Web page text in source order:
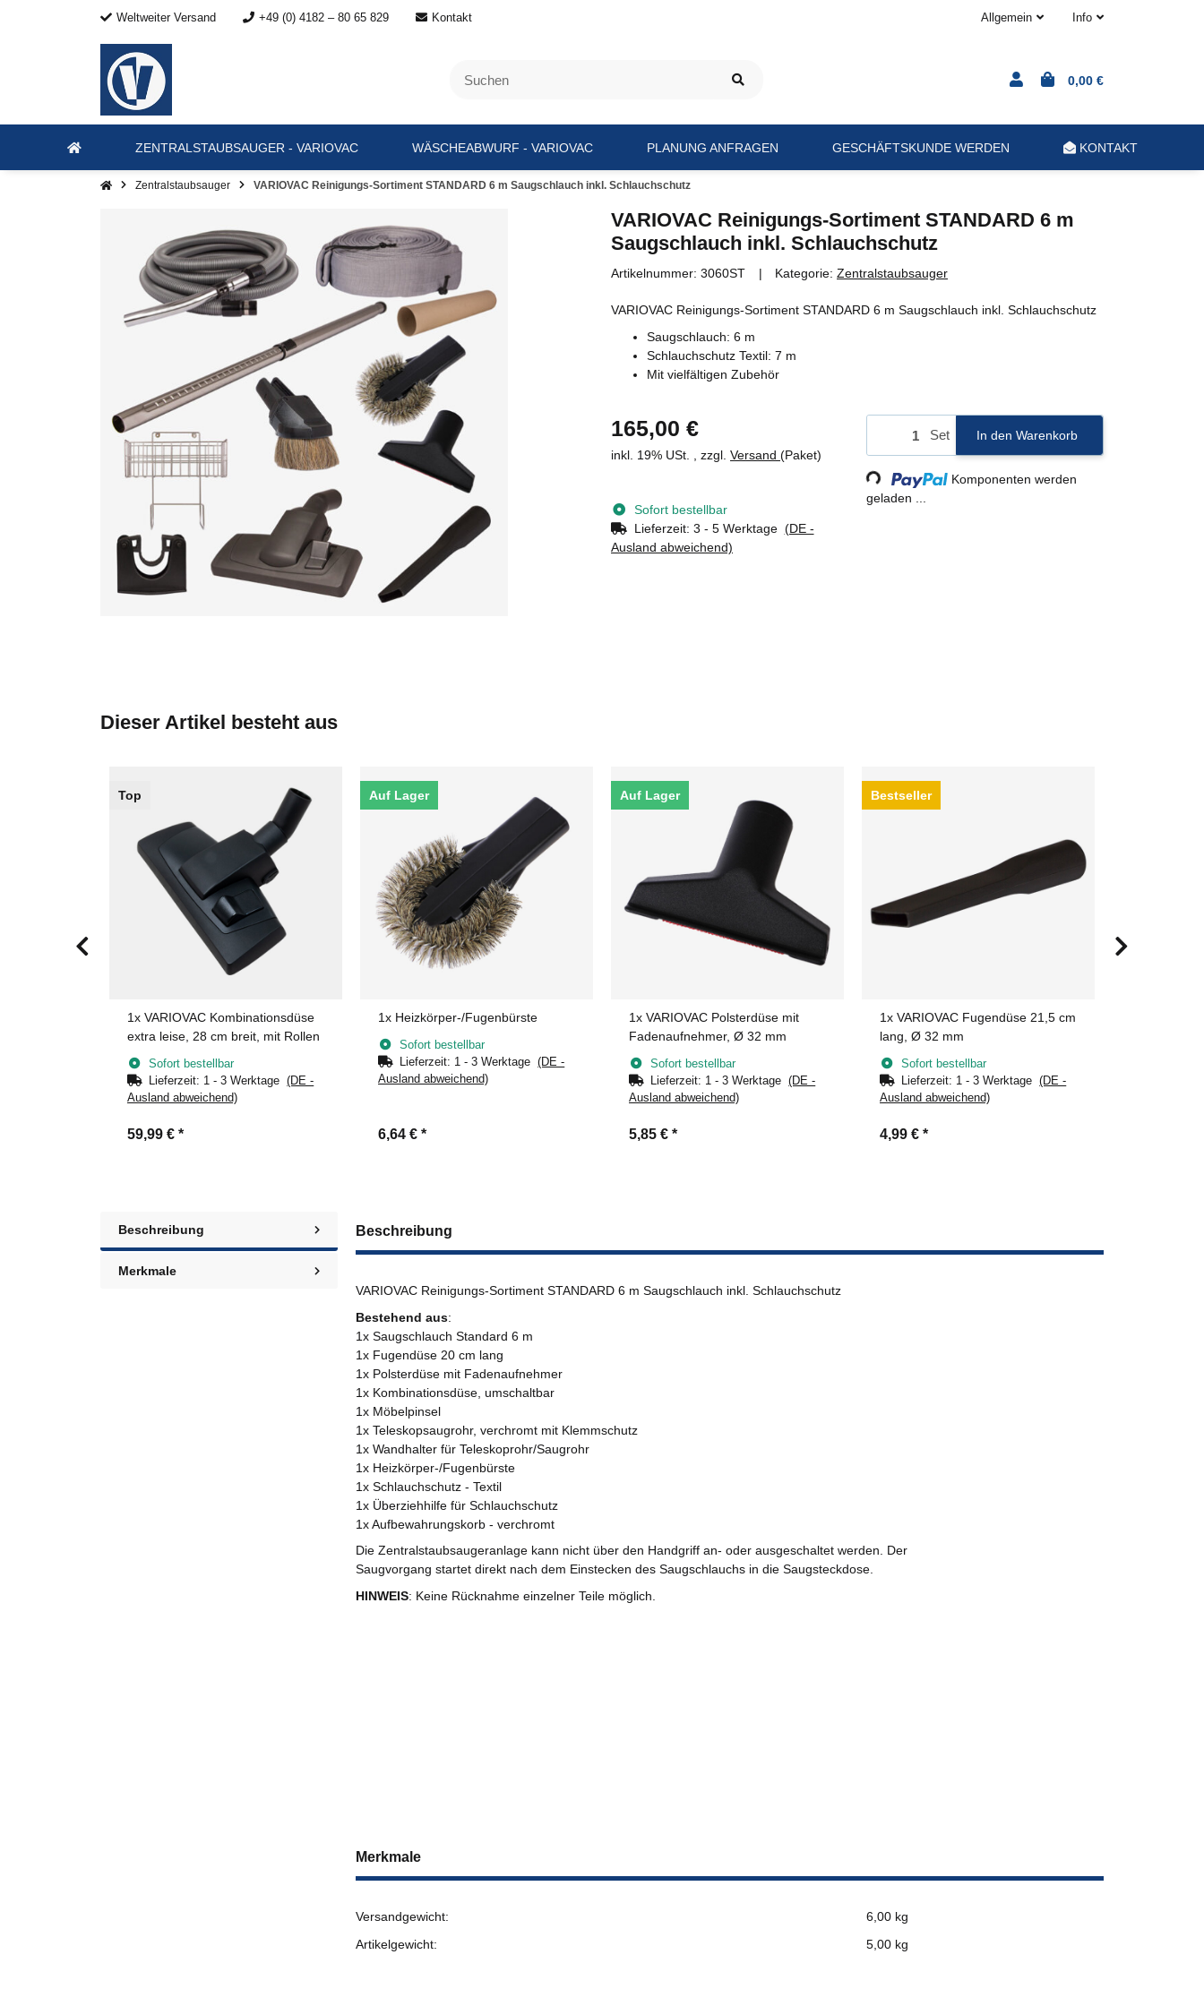
Weltweiter Versand +49 (0) 4182 – 80 65 829 Kontakt Allgemein Info
0,00 €
ZENTRALSTAUBSAUGER - VARIOVAC WÄSCHEABWURF - VARIOVAC PLANUNG ANFRAGEN GESCHÄFTSKUNDE WERDEN KONTAKT
Zentralstaubsauger VARIOVAC Reinigungs-Sortiment STANDARD 6 m Saugschlauch inkl. Schlauchschutz
VARIOVAC Reinigungs-Sortiment STANDARD 6 m
Saugschlauch inkl. Schlauchschutz
Artikelnummer: 3060ST Kategorie: Zentralstaubsauger
VARIOVAC Reinigungs-Sortiment STANDARD 6 m Saugschlauch inkl. Schlauchschutz
Saugschlauch: 6 m
Schlauchschutz Textil: 7 m
Mit vielfältigen Zubehör
165,00 €
inkl. 19% USt. , zzgl. Versand (Paket)
Sofort bestellbar
Lieferzeit: 3 - 5 Werktage (DE -
Ausland abweichend)
Set In den Warenkorb
Loading...
Komponenten werden
geladen ...
Dieser Artikel besteht aus
Top
1x VARIOVAC Kombinationsdüse
extra leise, 28 cm breit, mit Rollen
Sofort bestellbar
Lieferzeit: 1 - 3 Werktage(DE -
Ausland abweichend)
59,99 € *
Auf Lager
1x Heizkörper-/Fugenbürste
Sofort bestellbar
Lieferzeit: 1 - 3 Werktage(DE -
Ausland abweichend)
6,64 € *
Auf Lager
1x VARIOVAC Polsterdüse mit
Fadenaufnehmer, Ø 32 mm
Sofort bestellbar
Lieferzeit: 1 - 3 Werktage(DE -
Ausland abweichend)
5,85 € *
Bestseller
1x VARIOVAC Fugendüse 21,5 cm
lang, Ø 32 mm
Sofort bestellbar
Lieferzeit: 1 - 3 Werktage(DE -
Ausland abweichend)
4,99 € *
Beschreibung
Merkmale
Beschreibung
VARIOVAC Reinigungs-Sortiment STANDARD 6 m Saugschlauch inkl. Schlauchschutz
Bestehend aus:
1x Saugschlauch Standard 6 m
1x Fugendüse 20 cm lang
1x Polsterdüse mit Fadenaufnehmer
1x Kombinationsdüse, umschaltbar
1x Möbelpinsel
1x Teleskopsaugrohr, verchromt mit Klemmschutz
1x Wandhalter für Teleskoprohr/Saugrohr
1x Heizkörper-/Fugenbürste
1x Schlauchschutz - Textil
1x Überziehhilfe für Schlauchschutz
1x Aufbewahrungskorb - verchromt
Die Zentralstaubsaugeranlage kann nicht über den Handgriff an- oder ausgeschaltet werden. Der
Saugvorgang startet direkt nach dem Einstecken des Saugschlauchs in die Saugsteckdose.
HINWEIS: Keine Rücknahme einzelner Teile möglich.
Merkmale
Versandgewicht:
6,00 kg
Artikelgewicht:
5,00 kg